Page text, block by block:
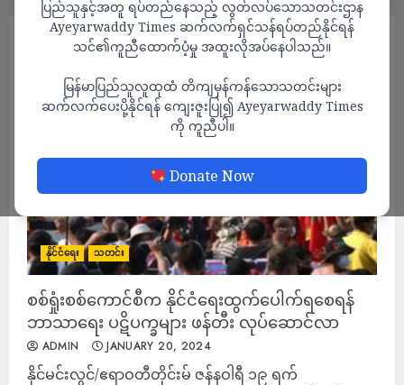
ပြည်သူနှင့်အတူ ရပ်တည်နေသည့် လွတ်လပ်သောသတင်းဌာန
Ayeyarwaddy Times ဆက်လက်ရှင်သန်ရပ်တည်နိုင်ရန်
သင်၏ကူညီထောက်ပံ့မှု အထူးလိုအပ်နေပါသည်။
မြန်မာပြည်သူလူထုထံ တိကျမှန်ကန်သောသတင်းများ
ဆက်လက်ပေးပို့နိုင်ရန် ကျေးဇူးပြု၍ Ayeyarwaddy Times
ကို ကူညီပါ။
Donate Now
သတင်း
နိုင်ငံရေး သတင်း
စစ်ရှုံးစစ်ကောင်စီက နိုင်ငံရေးထွက်ပေါက်ရစေရန်
ဘာသာရေး ပဋိပက္ခများ ဖန်တီး လုပ်ဆောင်လာ
ADMIN JANUARY 20, 2024
နိုင်မင်းလွင်/ဧရာဝတီတိုင်းမ် ဇန်နဝါရီ ၁၉ ရက်